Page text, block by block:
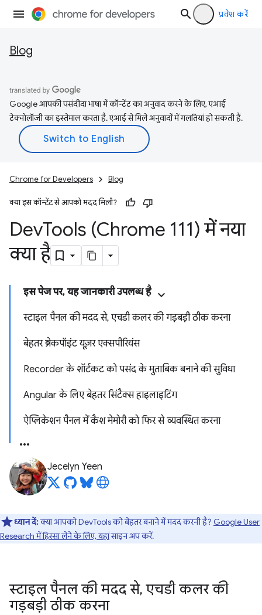
प्रवेश करें
Blog
Google आपकी पसंदीदा भाषा में कॉन्टेंट का अनुवाद करने के लिए, एआई
टेक्नोलॉजी का इस्तेमाल करता है. एआई से मिले अनुवादों में गलतियां हो सकती हैं.
Chrome for Developers Blog
क्या इस कॉन्टेंट से आपको मदद मिली?
DevTools (Chrome 111) में नया
क्या है
इस पेज पर, यह जानकारी उपलब्ध है
स्टाइल पैनल की मदद से, एचडी कलर की गड़बड़ी ठीक करना
बेहतर ब्रेकपॉइंट यूज़र एक्सपीरियंस
Recorder के शॉर्टकट को पसंद के मुताबिक बनाने की सुविधा
Angular के लिए बेहतर सिंटैक्स हाइलाइटिंग
ऐप्लिकेशन पैनल में कैश मेमोरी को फिर से व्यवस्थित करना
Jecelyn Yeen
ध्यान दें:क्या आपको DevTools को बेहतर बनाने में मदद करनी है? Google User
Research में हिस्सा लेने के लिए, यहांसाइन अप करें.
स्टाइल पैनल की मदद से, एचडी कलर की
गड़बड़ी ठीक करना